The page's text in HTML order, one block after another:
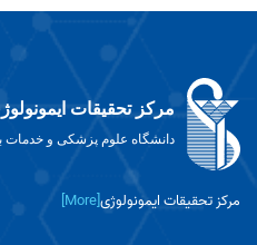
مرکز تحقیقات
دانشگاه علوم پزشکی و خدمات
مرکز تحقیقات ایمونولوژی[More]